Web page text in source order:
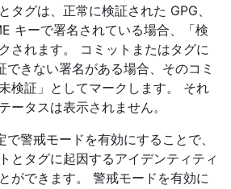
タグは、正常に検証された GPG、
キーで署名されている場合、「検
されます。 コミットまたはタグに
きない署名がある場合、そのコミ
検証」としてマークします。 それ
ータスは表示されません。
警戒モードを有効にすることで、
とタグに起因するアイデンティティ
ができます。 警戒モードを有効に